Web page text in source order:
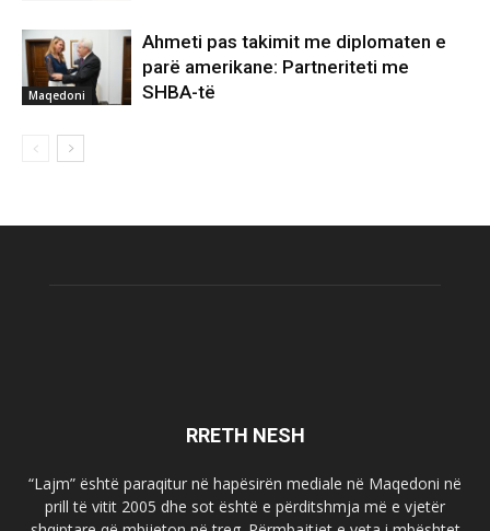
Maqedoni
Ahmeti pas takimit me diplomaten e
parë amerikane: Partneriteti me
SHBA-të
RRETH NESH
“Lajm” është paraqitur në hapësirën mediale në Maqedoni në
prill të vitit 2005 dhe sot është e përditshmja më e vjetër